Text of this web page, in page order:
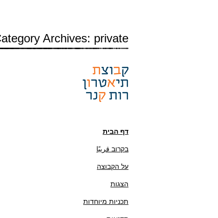
Archives: private
דף הבית
בקרוב قريبًا
על הקבוצה
הצגות
תכניות מיוחדות